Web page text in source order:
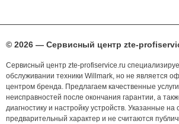
© 2026 — Сервисный центр zte-
Сервисный центр zte-profiservice.ru
обслуживании техники Willmark, но не является
центром бренда. Предлагаем качественные
неисправностей после окончания гарантии, а
диагностику и настройку устройств. Указанные
предварительный характер и не считаются